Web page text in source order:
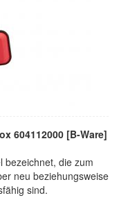
604112000 [B-Ware]
bezeichnet, die zum
neu beziehungsweise
sind.